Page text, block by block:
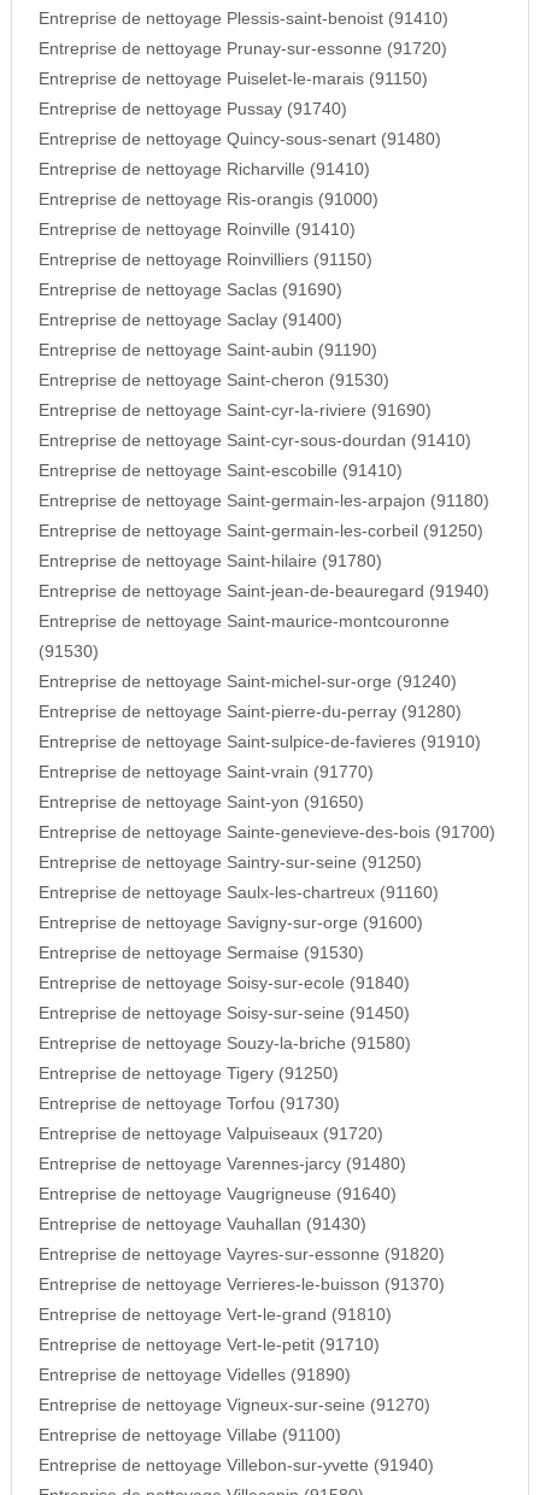
Entreprise de nettoyage Plessis-saint-benoist (91410)
Entreprise de nettoyage Prunay-sur-essonne (91720)
Entreprise de nettoyage Puiselet-le-marais (91150)
Entreprise de nettoyage Pussay (91740)
Entreprise de nettoyage Quincy-sous-senart (91480)
Entreprise de nettoyage Richarville (91410)
Entreprise de nettoyage Ris-orangis (91000)
Entreprise de nettoyage Roinville (91410)
Entreprise de nettoyage Roinvilliers (91150)
Entreprise de nettoyage Saclas (91690)
Entreprise de nettoyage Saclay (91400)
Entreprise de nettoyage Saint-aubin (91190)
Entreprise de nettoyage Saint-cheron (91530)
Entreprise de nettoyage Saint-cyr-la-riviere (91690)
Entreprise de nettoyage Saint-cyr-sous-dourdan (91410)
Entreprise de nettoyage Saint-escobille (91410)
Entreprise de nettoyage Saint-germain-les-arpajon (91180)
Entreprise de nettoyage Saint-germain-les-corbeil (91250)
Entreprise de nettoyage Saint-hilaire (91780)
Entreprise de nettoyage Saint-jean-de-beauregard (91940)
Entreprise de nettoyage Saint-maurice-montcouronne
(91530)
Entreprise de nettoyage Saint-michel-sur-orge (91240)
Entreprise de nettoyage Saint-pierre-du-perray (91280)
Entreprise de nettoyage Saint-sulpice-de-favieres (91910)
Entreprise de nettoyage Saint-vrain (91770)
Entreprise de nettoyage Saint-yon (91650)
Entreprise de nettoyage Sainte-genevieve-des-bois (91700)
Entreprise de nettoyage Saintry-sur-seine (91250)
Entreprise de nettoyage Saulx-les-chartreux (91160)
Entreprise de nettoyage Savigny-sur-orge (91600)
Entreprise de nettoyage Sermaise (91530)
Entreprise de nettoyage Soisy-sur-ecole (91840)
Entreprise de nettoyage Soisy-sur-seine (91450)
Entreprise de nettoyage Souzy-la-briche (91580)
Entreprise de nettoyage Tigery (91250)
Entreprise de nettoyage Torfou (91730)
Entreprise de nettoyage Valpuiseaux (91720)
Entreprise de nettoyage Varennes-jarcy (91480)
Entreprise de nettoyage Vaugrigneuse (91640)
Entreprise de nettoyage Vauhallan (91430)
Entreprise de nettoyage Vayres-sur-essonne (91820)
Entreprise de nettoyage Verrieres-le-buisson (91370)
Entreprise de nettoyage Vert-le-grand (91810)
Entreprise de nettoyage Vert-le-petit (91710)
Entreprise de nettoyage Videlles (91890)
Entreprise de nettoyage Vigneux-sur-seine (91270)
Entreprise de nettoyage Villabe (91100)
Entreprise de nettoyage Villebon-sur-yvette (91940)